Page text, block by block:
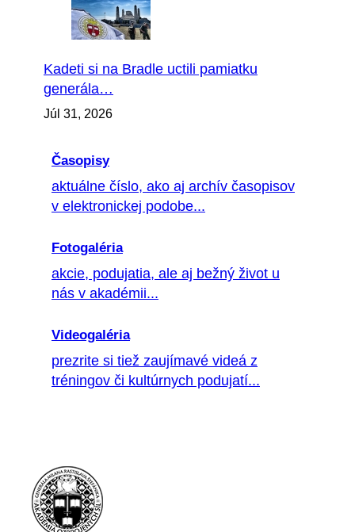
Kadeti si na Bradle uctili pamiatku
generála…
Júl 31, 2026
Časopisy
aktuálne číslo, ako aj archív časopisov
v elektronickej podobe...
Fotogaléria
akcie, podujatia, ale aj bežný život u
nás v akadémii...
Videogaléria
prezrite si tiež zaujímavé videá z
tréningov či kultúrnych podujatí...